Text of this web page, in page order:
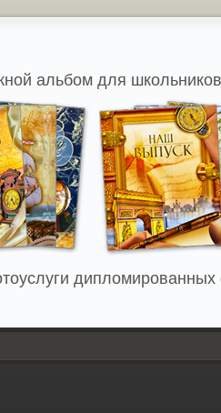
альбом для